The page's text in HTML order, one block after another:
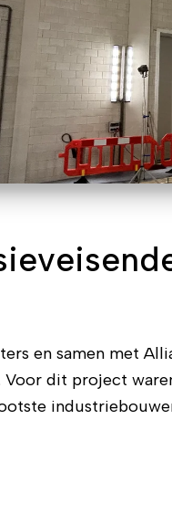
en samen met
dit project